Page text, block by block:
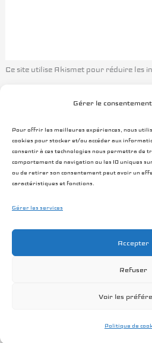
Gérer le
Pour offrir les meilleures expériences, nous
cookies pour stocker et/ou accéder aux
consentir à ces technologies nous permettra de
comportement de navigation ou les ID uniques
ou de retirer son consentement peut avoir un
caractéristiques et fonctions.
Gérer les services
Accepter
Refuser
Voir les
Politique de
Ce site utilise Akismet pour réduire les
Contact
Conditions générales